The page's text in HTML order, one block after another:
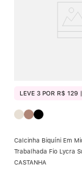
LEVE 3 POR R$ 129
Calcinha Biquíni Em
Trabalhada Fio Lycra
CASTANHA